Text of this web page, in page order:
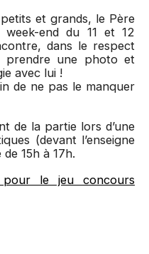
et grands, le Père
end du 11 et 12
dans le respect
prendre une photo et
avec lui !
de ne pas le manquer
de la partie lors d’une
(devant l’enseigne
15h à 17h.
le jeu concours